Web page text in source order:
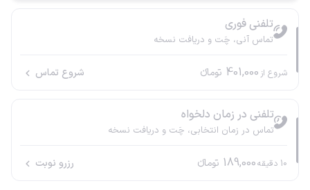
تلفنی فوری
تماس آنی، چَت و دریافت نسخه
شروع از 401,000 تومانء شروع تماس
تلفنی در زمان دلخواه
تماس در زمان انتخابی، چَت و دریافت نسخه
10 دقیقه189,000 تومانء رزرو نوبت